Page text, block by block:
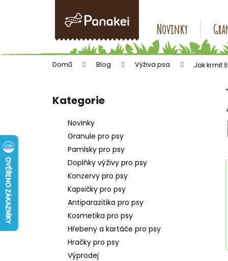
Novinky
Domů Blog Výživa psa Jak krmit
Přeskočit
kategorie
Kategorie
Novinky
Granule pro psy
Pamlsky pro psy
Doplňky výživy pro psy
Konzervy pro psy
Kapsičky pro psy
Antiparazitika pro psy
Kosmetika pro psy
Hřebeny a kartáče pro psy
Hračky pro psy
Výprodej
k
obchodu
obchodu